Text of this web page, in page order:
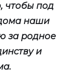
чтобы под
наши
за родное
и